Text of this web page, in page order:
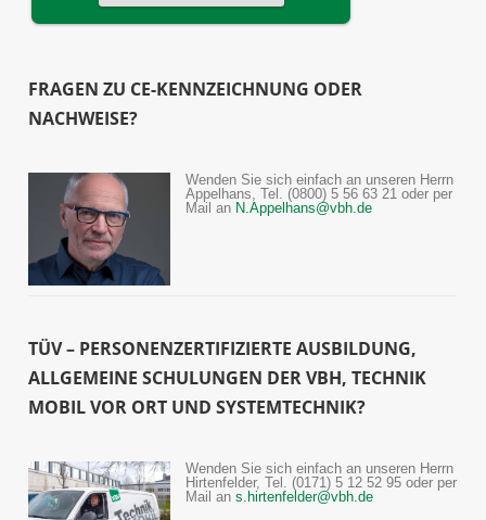
FRAGEN ZU CE-KENNZEICHNUNG ODER
NACHWEISE?
Wenden Sie sich einfach an unseren Herrn
Appelhans, Tel. (0800) 5 56 63 21 oder per
Mail an N.Appelhans@vbh.de
TÜV – PERSONENZERTIFIZIERTE AUSBILDUNG,
ALLGEMEINE SCHULUNGEN DER VBH, TECHNIK
MOBIL VOR ORT UND SYSTEMTECHNIK?
Wenden Sie sich einfach an unseren Herrn
Hirtenfelder, Tel. (0171) 5 12 52 95 oder per
Mail ans.hirtenfelder@vbh.de